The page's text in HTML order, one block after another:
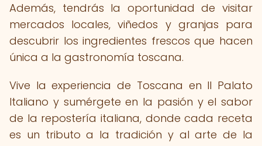
Además, tendrás la oportunidad de visitar
mercados locales, viñedos y granjas para
descubrir los ingredientes frescos que hacen
única a la gastronomía toscana.
Vive la experiencia de Toscana en Il Palato
Italiano y sumérgete en la pasión y el sabor
de la repostería italiana, donde cada receta
es un tributo a la tradición y al arte de la